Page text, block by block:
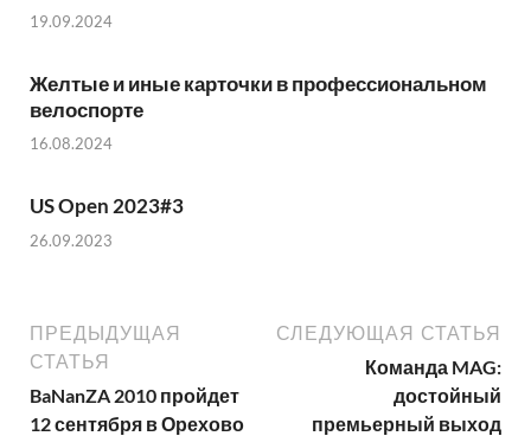
19.09.2024
Желтые и иные карточки в профессиональном
велоспорте
16.08.2024
US Open 2023#3
26.09.2023
ПРЕДЫДУЩАЯ
СТАТЬЯ
BaNanZA 2010 пройдет
12 сентября в Орехово
СЛЕДУЮЩАЯ СТАТЬЯ
Команда MAG:
достойный
премьерный выход